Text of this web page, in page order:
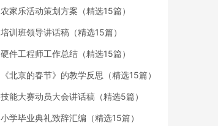
农家乐活动策划方案（精选15篇）
培训班领导讲话稿（精选15篇）
硬件工程师工作总结（精选15篇）
《北京的春节》的教学反思（精选15篇）
技能大赛动员大会讲话稿（精选5篇）
小学毕业典礼致辞汇编（精选15篇）